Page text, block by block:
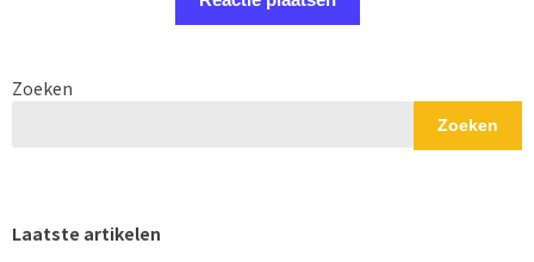
Zoeken
Zoeken
Laatste artikelen